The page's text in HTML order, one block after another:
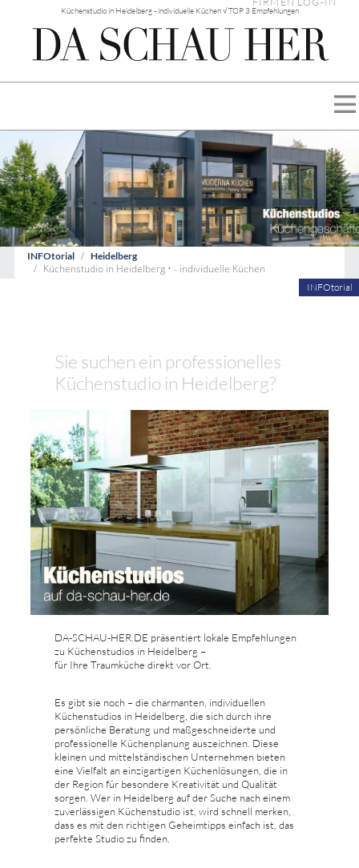
Küchenstudio in Heidelberg - individuelle Küchen √ TOP 3 Empfehlungen
INFOtorial Heidelberg
Küchenstudio in Heidelberg • - individuelle Küchen
INFOtorial
Sie suchen ein professionelles
Küchenstudio in Heidelberg?
DA-SCHAU-HER.DE präsentiert lokale Empfehlungen
zu Küchenstudios in Heidelberg –
für Ihre Traumküche direkt vor Ort.
Es gibt sie noch – die charmanten, individuellen
Küchenstudios in Heidelberg, die sich durch ihre
persönliche Beratung und maßgeschneiderte und
professionelle Küchenplanung auszeichnen. Diese
kleinen und mittelständischen Unternehmen bieten
eine Vielfalt an einzigartigen Küchenlösungen, die in
der Region für besondere Kreativität und Qualität
sorgen. Wer in Heidelberg auf der Suche nach einem
zuverlässigen Küchenstudio ist, wird schnell merken,
dass es mit den richtigen Geheimtipps einfach ist, das
perfekte Studio zu finden.